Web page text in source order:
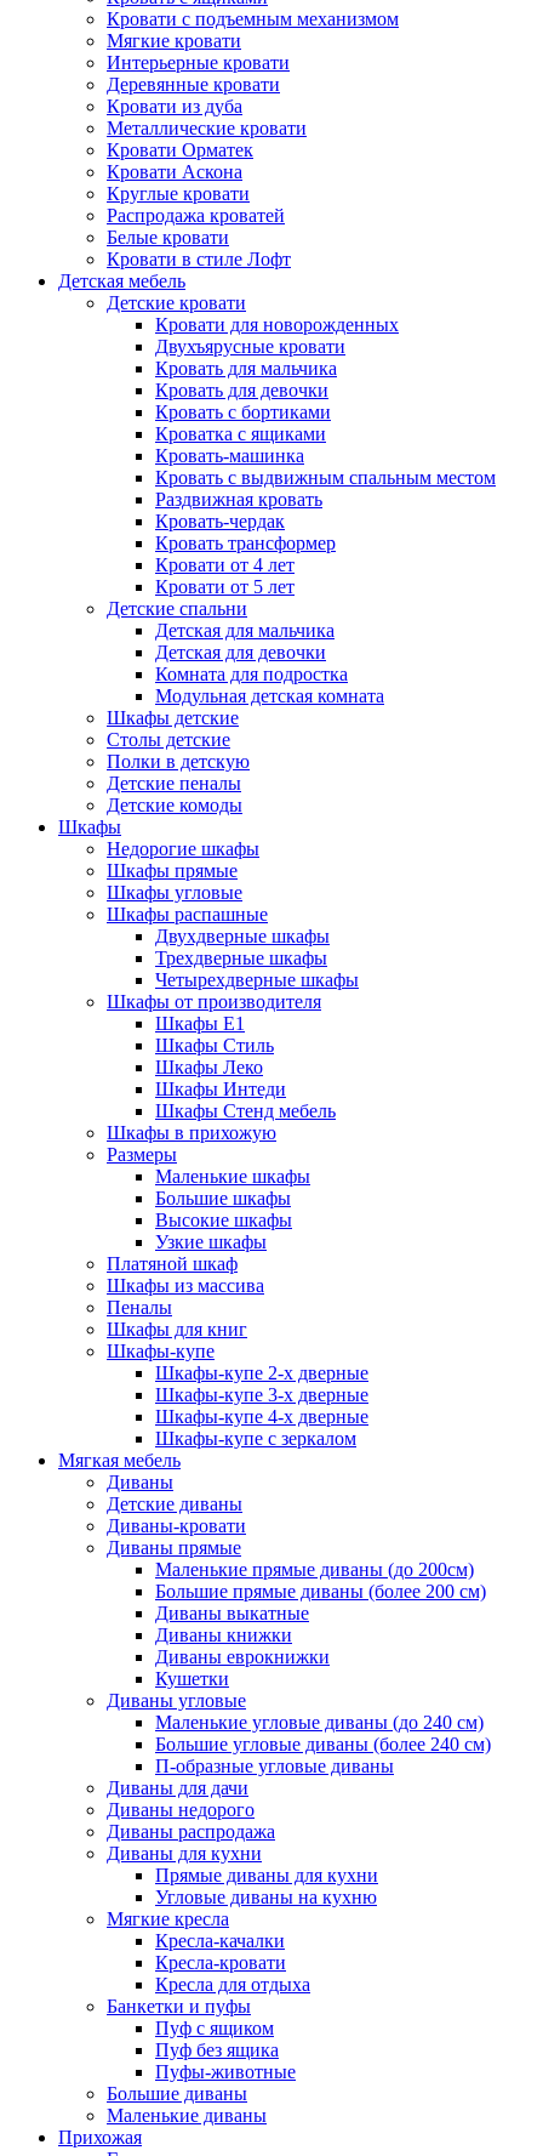
Кровати с подъемным механизмом
Мягкие кровати
Интерьерные кровати
Деревянные кровати
Кровати из дуба
Металлические кровати
Кровати Орматек
Кровати Аскона
Круглые кровати
Распродажа кроватей
Белые кровати
Кровати в стиле Лофт
Детская мебель
Детские кровати
Кровати для новорожденных
Двухъярусные кровати
Кровать для мальчика
Кровать для девочки
Кровать с бортиками
Кроватка с ящиками
Кровать-машинка
Кровать с выдвижным спальным местом
Раздвижная кровать
Кровать-чердак
Кровать трансформер
Кровати от 4 лет
Кровати от 5 лет
Детские спальни
Детская для мальчика
Детская для девочки
Комната для подростка
Модульная детская комната
Шкафы детские
Столы детские
Полки в детскую
Детские пеналы
Детские комоды
Шкафы
Недорогие шкафы
Шкафы прямые
Шкафы угловые
Шкафы распашные
Двухдверные шкафы
Трехдверные шкафы
Четырехдверные шкафы
Шкафы от производителя
Шкафы E1
Шкафы Стиль
Шкафы Леко
Шкафы Интеди
Шкафы Стенд мебель
Шкафы в прихожую
Размеры
Маленькие шкафы
Большие шкафы
Высокие шкафы
Узкие шкафы
Платяной шкаф
Шкафы из массива
Пеналы
Шкафы для книг
Шкафы-купе
Шкафы-купе 2-х дверные
Шкафы-купе 3-х дверные
Шкафы-купе 4-х дверные
Шкафы-купе с зеркалом
Мягкая мебель
Диваны
Детские диваны
Диваны-кровати
Диваны прямые
Маленькие прямые диваны (до 200см)
Большие прямые диваны (более 200 см)
Диваны выкатные
Диваны книжки
Диваны еврокнижки
Кушетки
Диваны угловые
Маленькие угловые диваны (до 240 см)
Большие угловые диваны (более 240 см)
П-образные угловые диваны
Диваны для дачи
Диваны недорого
Диваны распродажа
Диваны для кухни
Прямые диваны для кухни
Угловые диваны на кухню
Мягкие кресла
Кресла-качалки
Кресла-кровати
Кресла для отдыха
Банкетки и пуфы
Пуф с ящиком
Пуф без ящика
Пуфы-животные
Большие диваны
Маленькие диваны
Прихожая